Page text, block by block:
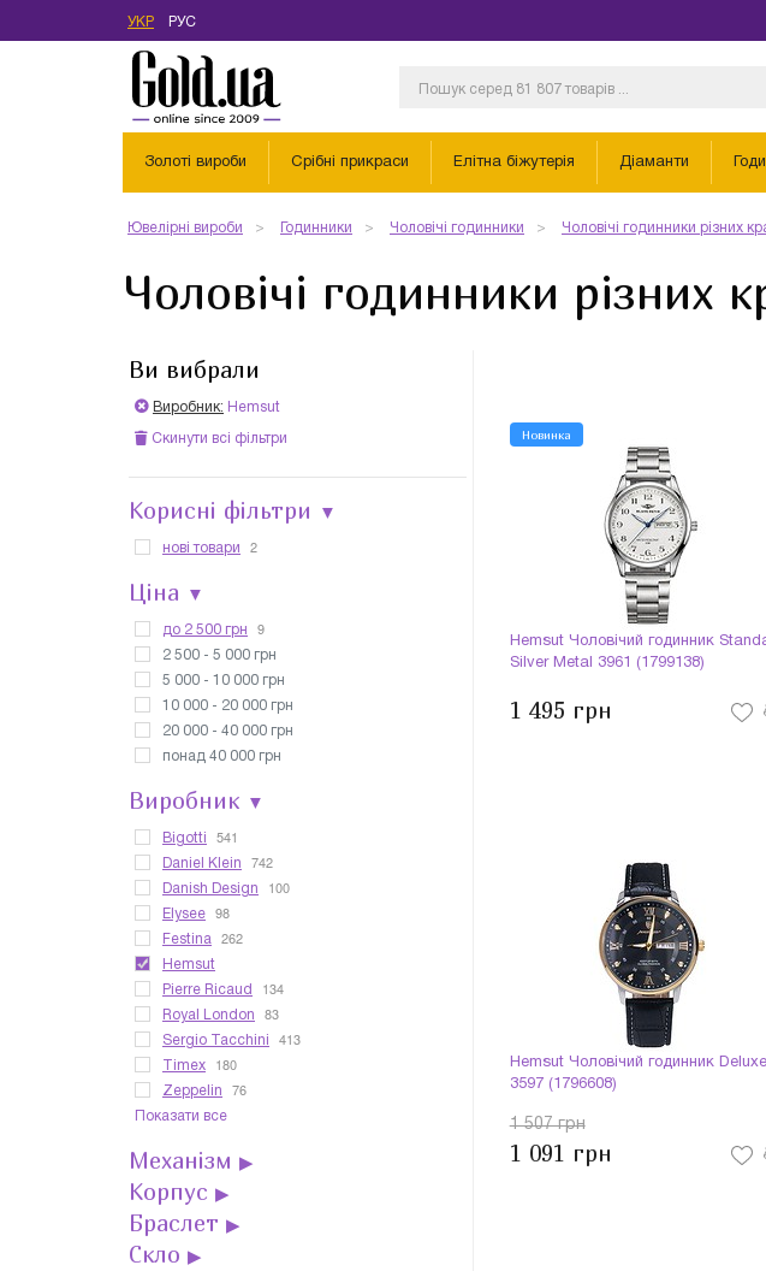
УКР РУС
Золоті вироби Срібні прикраси Елітна біжутерія Діаманти
Ювелірні вироби Годинники Чоловічі годинники Чоловічі годинники різних
Чоловічі годинники різних
Ви вибрали
Виробник: Hemsut
Скинути всі фільтри
Корисні фільтри ▼
нові товари 2
Ціна ▼
до 2 500 грн 9
2 500 - 5 000 грн
5 000 - 10 000 грн
10 000 - 20 000 грн
20 000 - 40 000 грн
понад 40 000 грн
Виробник ▼
Bigotti 541
Daniel Klein 742
Danish Design 100
Elysee 98
Festina 262
Hemsut
Pierre Ricaud
134
Royal London 83
Sergio Tacchini 413
Timex 180
Zeppelin 76
Показати все
Механізм ▶
Корпус ▶
Браслет ▶
Скло ▶
Новинка
Hemsut Чоловічий годинник
Silver Metal 3961 (1799138)
1 495 грн
Hemsut Чоловічий годинник Deluxe
3597 (1796608)
1 507 грн
1 091 грн